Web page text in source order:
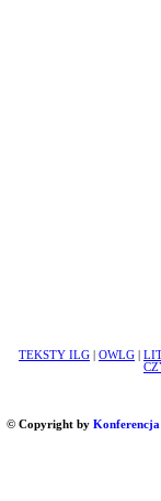
TEKSTY ILG OWLG
© Copyright by Konferencja